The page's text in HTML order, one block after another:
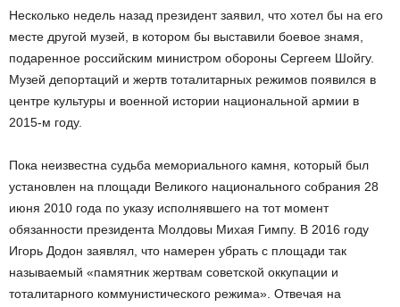
Несколько недель назад президент заявил, что хотел бы на его
месте другой музей, в котором бы выставили боевое знамя,
подаренное российским министром обороны Сергеем Шойгу.
Музей депортаций и жертв тоталитарных режимов появился в
центре культуры и военной истории национальной армии в
2015-м году.
Пока неизвестна судьба мемориального камня, который был
установлен на площади Великого национального собрания 28
июня 2010 года по указу исполнявшего на тот момент
обязанности президента Молдовы Михая Гимпу. В 2016 году
Игорь Додон заявлял, что намерен убрать с площади так
называемый «памятник жертвам советской оккупации и
тоталитарного коммунистического режима». Отвечая на